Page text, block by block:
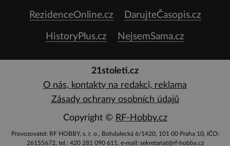
RezidenceOnline.cz DarujteČasopis.cz
HistoryPlus.cz NejsemSama.cz
21stoleti.cz
O nás, kontakty na redakci, reklama
Zásady ochrany osobních údajů
Copyright © RF-Hobby.cz
Provozovatel: RF HOBBY, s. r. o., Bohdalecká 6/1420, 101 00 Praha 10, IČO:
26155672, tel.: 420 281 090 611, e-mail: sekretariat@rf-hobby.cz